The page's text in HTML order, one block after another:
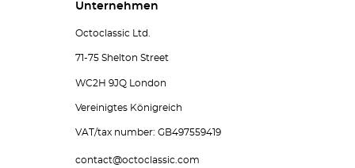
Unternehmen
Octoclassic Ltd.
71-75 Shelton Street
WC2H 9JQ London
Vereinigtes Königreich
VAT/tax number: GB497559419
contact@octoclassic.com